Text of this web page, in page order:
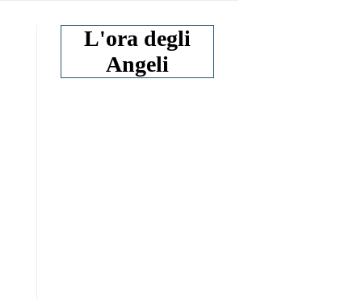
L'ora degli
Angeli